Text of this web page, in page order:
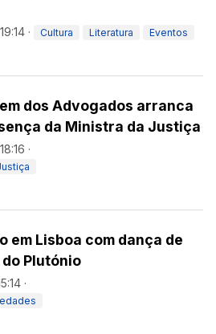
· Cultura Literatura Eventos
dos Advogados arranca
da Ministra da Justiça
·
em Lisboa com dança de
Plutónio
·